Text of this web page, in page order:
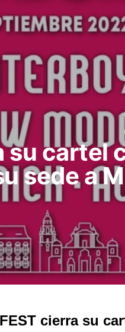
su cartel
sede a
cierra su